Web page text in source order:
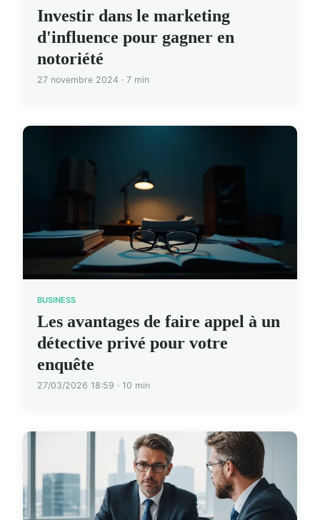
Investir dans le marketing
d'influence pour gagner en
notoriété
27 novembre 2024 · 7 min
BUSINESS
Les avantages de faire appel à un
détective privé pour votre
enquête
27/03/2026 18:59 · 10 min